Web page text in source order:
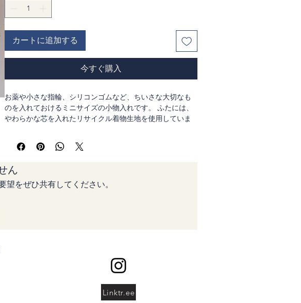
カートに追加する
今すぐ購入
お薬や小さな指輪、シリコンゴムなど、ちいさな大切なも
のを入れておけるミニサイズの小物入れです。 ふたには、
やわらかな芯を入れたリサイクル着物生地を使用していま
ける一点ものです。
感。 世界にひとつだけの、小さくて美しいピルケースをぜ
ひお楽しみください。
ん
をぜひ共有してください。
Linktr.ee